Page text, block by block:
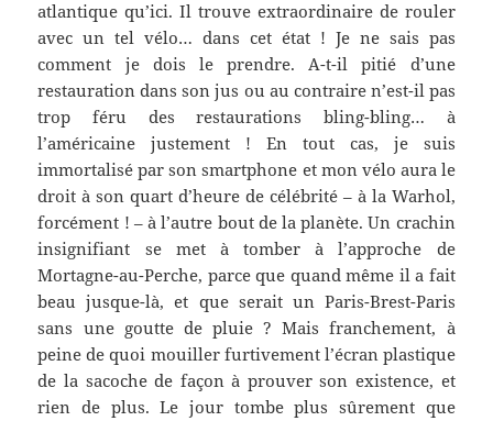
atlantique qu’ici. Il trouve extraordinaire de rouler
avec un tel vélo… dans cet état ! Je ne sais pas
comment je dois le prendre. A-t-il pitié d’une
restauration dans son jus ou au contraire n’est-il pas
trop féru des restaurations bling-bling… à
l’américaine justement ! En tout cas, je suis
immortalisé par son smartphone et mon vélo aura le
droit à son quart d’heure de célébrité – à la Warhol,
forcément ! – à l’autre bout de la planète. Un crachin
insignifiant se met à tomber à l’approche de
Mortagne-au-Perche, parce que quand même il a fait
beau jusque-là, et que serait un Paris-Brest-Paris
sans une goutte de pluie ? Mais franchement, à
peine de quoi mouiller furtivement l’écran plastique
de la sacoche de façon à prouver son existence, et
rien de plus. Le jour tombe plus sûrement que